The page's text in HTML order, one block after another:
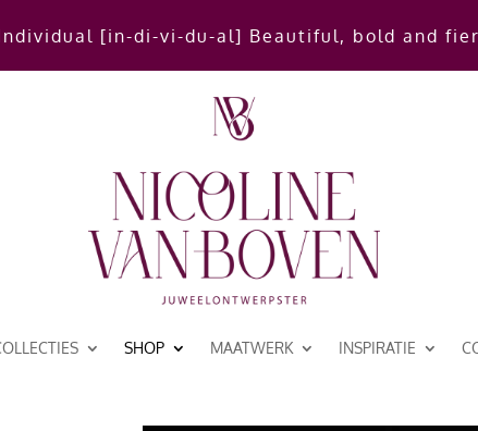
[in-di-vi-du-al] Beautiful, bold and
SHOP MAATWERK INSPIRATIE